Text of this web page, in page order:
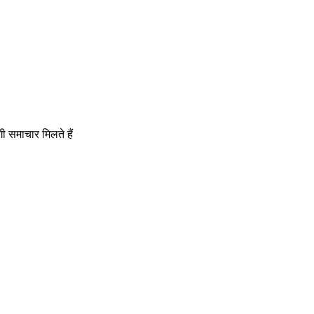
समाचार मिलते हैं